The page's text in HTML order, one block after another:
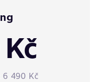
6 490 Kč